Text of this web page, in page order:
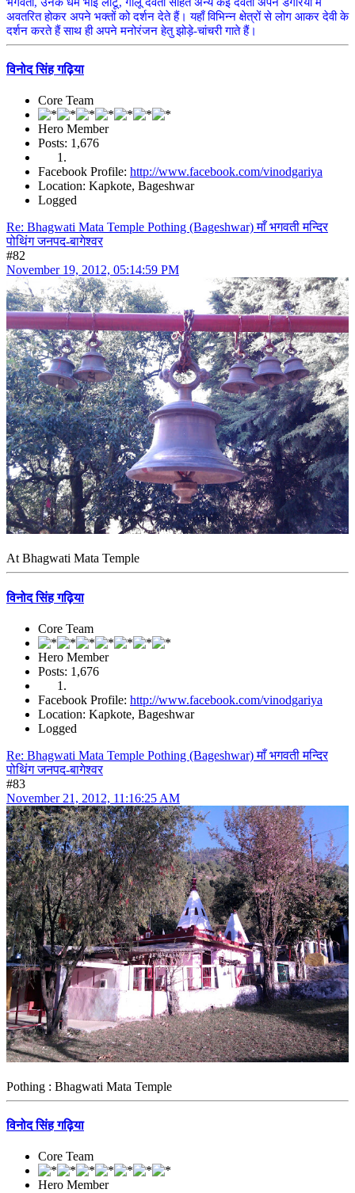
अवतरित होकर अपने भक्तों को दर्शन देते हैं। यहाँ विभिन्न क्षेत्रों से लोग आकर देवी के
दर्शन करते हैं साथ ही अपने मनोरंजन हेतु झोड़े-चांचरी गाते हैं।
विनोद सिंह गढ़िया
Core Team
Hero Member
Posts: 1,676
Facebook Profile: http://www.facebook.com/vinodgariya
Location: Kapkote, Bageshwar
Logged
Re: Bhagwati Mata Temple Pothing (Bageshwar) माँ भगवती मन्दिर
पोथिंग जनपद-बागेश्वर
#82
November 19, 2012, 05:14:59 PM
At Bhagwati Mata Temple
विनोद सिंह गढ़िया
Core Team
Hero Member
Posts: 1,676
Facebook Profile: http://www.facebook.com/vinodgariya
Location: Kapkote, Bageshwar
Logged
Re: Bhagwati Mata Temple Pothing (Bageshwar) माँ भगवती मन्दिर
पोथिंग जनपद-बागेश्वर
#83
November 21, 2012, 11:16:25 AM
Pothing : Bhagwati Mata Temple
विनोद सिंह गढ़िया
Core Team
Hero Member